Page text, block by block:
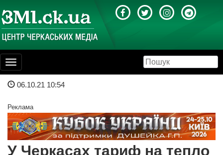
Toggle
navigation
06.10.21 10:54
Реклама
У Черкасах тариф на тепло